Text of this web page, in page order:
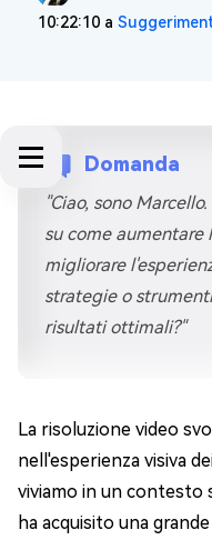
10:22:10 a
Domanda
"Ciao, sono
su come aumentare
migliorare
strategie o
risultati ottimali?"
La risoluzione video
nell'esperienza visiva
viviamo in un contesto
ha acquisito una